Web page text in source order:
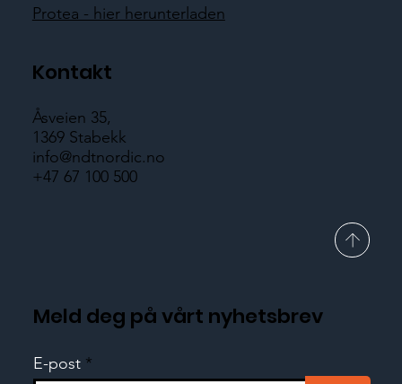
Protea - hier herunterladen
Kontakt
Åsveien 35,
1369 Stabekk
info@ndtnordic.no
+47 67 100 500
Meld deg på vårt nyhetsbrev
E-post